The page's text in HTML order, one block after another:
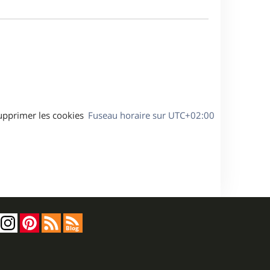
Fuseau horaire sur UTC+02:00
les cookies